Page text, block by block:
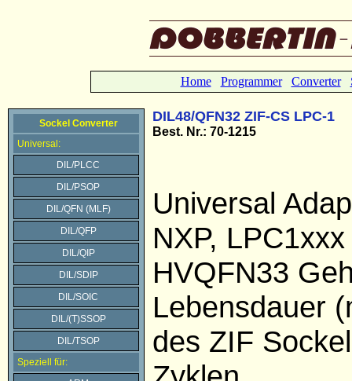
Home Programmer Converter
Sockel Converter
Universal:
DIL/PLCC
DIL/PSOP
DIL/QFN (MLF)
DIL/QFP
DIL/QIP
DIL/SDIP
DIL/SOIC
DIL/(T)SSOP
DIL/TSOP
Speziell für:
DIL48/QFN32 ZIF-CS LPC-1
Best. Nr.: 70-1215
Universal
NXP,
HVQFN33
Lebensdauer
des ZIF